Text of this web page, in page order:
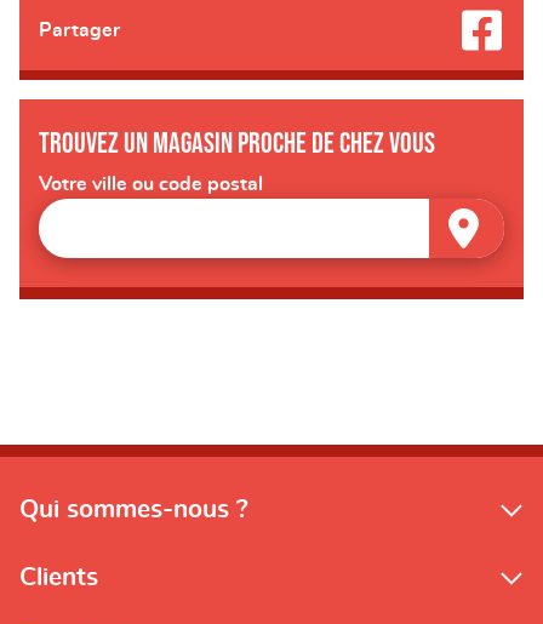
Partager
Trouvez un magasin proche de chez vous
Votre ville ou code postal
Qui sommes-nous ?
Clients